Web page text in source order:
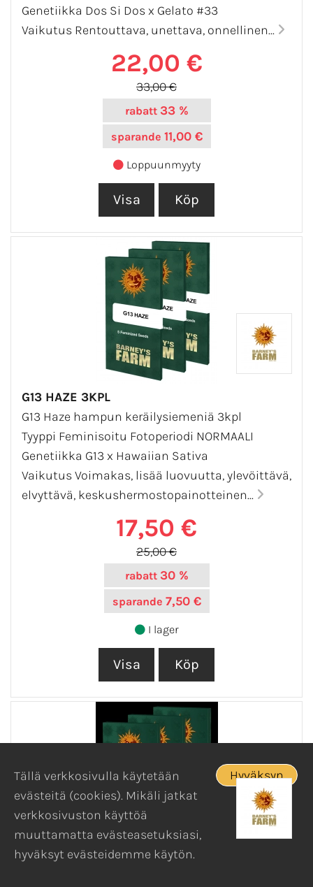
Genetiikka Dos Si Dos x Gelato #33
Vaikutus Rentouttava, unettava, onnellinen...
22,00 €
33,00 €
rabatt 33 %
sparande 11,00 €
Loppuunmyyty
G13 HAZE 3KPL
G13 Haze hampun keräilysiemeniä 3kpl
Tyyppi Feminisoitu Fotoperiodi NORMAALI
Genetiikka G13 x Hawaiian Sativa
Vaikutus Voimakas, lisää luovuutta, ylevöittävä,
elvyttävä, keskushermostopainotteinen...
17,50 €
25,00 €
rabatt 30 %
sparande 7,50 €
I lager
GARY PAYTON 3KPL
Tällä verkkosivulla käytetään
evästeitä (cookies). Mikäli jatkat
verkkosivuston käyttöä
muuttamatta evästeasetuksiasi,
hyväksyt evästeidemme käytön.
Hyväksyn